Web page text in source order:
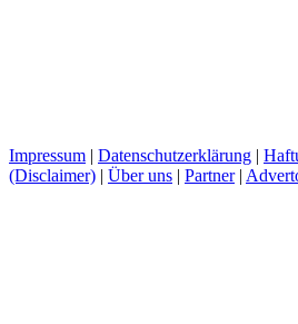
Impressum | Datenschutzerklärung |
(Disclaimer) | Über uns | Partner|